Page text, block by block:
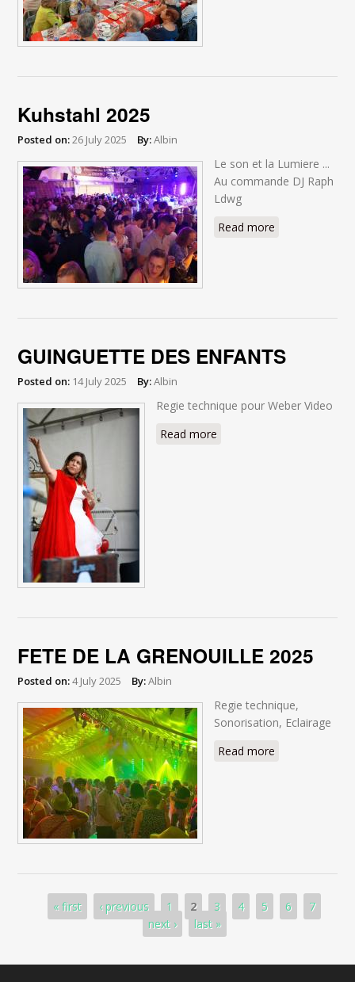
Kuhstahl 2025
Posted on:26 July 2025 By:Albin
Le son et la Lumiere ...
Au commande DJ Raph
Ldwg
Read more
GUINGUETTE DES ENFANTS
Posted on: 14 July 2025 By:Albin
Regie technique pour Weber Video
Read more
FETE DE LA GRENOUILLE 2025
Posted on:4 July 2025 By:Albin
Regie technique,
Sonorisation, Eclairage
Read more
Pages« first ‹ previous 1 2 3 4 5 6
7
next ›
last »